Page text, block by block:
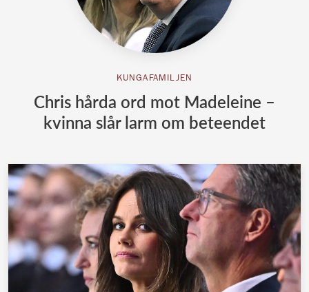
KUNGAFAMILJEN
Chris hårda ord mot Madeleine –
kvinna slår larm om beteendet